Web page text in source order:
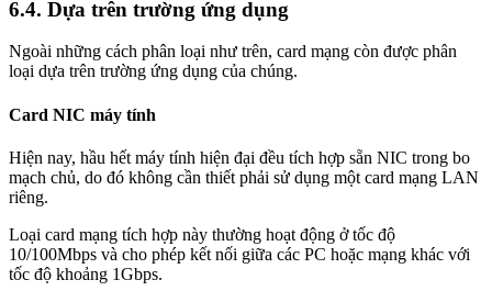
6.4. Dựa trên trường ứng dụng
Ngoài những cách phân loại như trên, card mạng còn được phân
loại dựa trên trường ứng dụng của chúng.
Card NIC máy tính
Hiện nay, hầu hết máy tính hiện đại đều tích hợp sẵn NIC trong bo
mạch chủ, do đó không cần thiết phải sử dụng một card mạng LAN
riêng.
Loại card mạng tích hợp này thường hoạt động ở tốc độ
10/100Mbps và cho phép kết nối giữa các PC hoặc mạng khác với
tốc độ khoảng 1Gbps.